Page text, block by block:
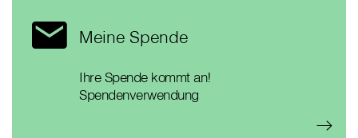
Meine Spende
Ihre Spende kommt an!
Spendenverwendung